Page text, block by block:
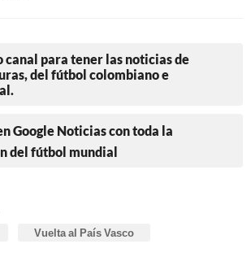
canal para tener las noticias de
del fútbol colombiano e
Google Noticias con toda la
del fútbol mundial
Vuelta al País Vasco